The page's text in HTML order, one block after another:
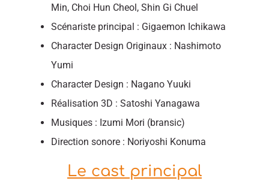
Min, Choi Hun Cheol, Shin Gi Chuel
Scénariste principal : Gigaemon Ichikawa
Character Design Originaux : Nashimoto
Yumi
Character Design : Nagano Yuuki
Réalisation 3D : Satoshi Yanagawa
Musiques : Izumi Mori (bransic)
Direction sonore : Noriyoshi Konuma
Le cast principal